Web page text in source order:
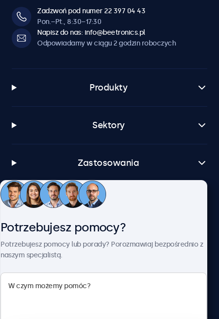
Zadzwoń pod numer 22 397 04 43
Pon.–Pt., 8:30–17:30
Napisz do nas: info@beetronics.pl
Odpowiadamy w ciągu 2 godzin roboczych
Produkty
Sektory
Zastosowania
Obsługa klienta
Potrzebujesz pomocy?
Potrzebujesz pomocy lub porady? Porozmawiaj bezpośrednio z
naszym specjalistą.